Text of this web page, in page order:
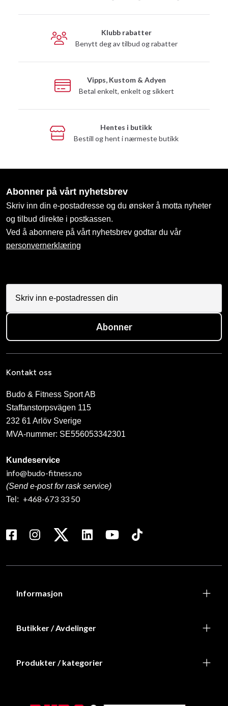
Klubb rabatter
Benytt deg av tilbud og rabatter
Vipps, Kustom & Adyen
Betal enkelt, enkelt og sikkert
Hentes i butikk
Bestill og hent i nærmeste butikk
Abonner på vårt nyhetsbrev
Skriv inn din e-postadresse og du ønsker å motta nyheter
og tilbud direkte i postkassen.
Ved å abonnere på vårt nyhetsbrev godtar du vår
personvernerklæring
Abonner
Kontakt oss
Budo & Fitness Sport AB
Staffanstorpsvägen 115
232 61 Arlöv Sverige
MVA-nummer: SE556053342301
Kundeservice
info@budo-fitness.no
(Send e-post for rask service)
Tel: +468-673 33 50
Informasjon
Butikker / Avdelinger
Produkter / kategorier